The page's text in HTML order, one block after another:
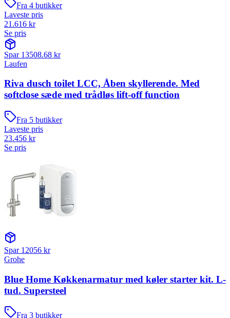
Fra 4 butikker
Laveste pris
21.616 kr
Se pris
Spar 13508.68 kr
Laufen
Riva dusch toilet LCC, Åben skyllerende. Med
softclose sæde med trådløs lift-off function
Fra 5 butikker
Laveste pris
23.456 kr
Se pris
Spar 12056 kr
Grohe
Blue Home Køkkenarmatur med køler starter kit. L-
tud. Supersteel
Fra 3 butikker